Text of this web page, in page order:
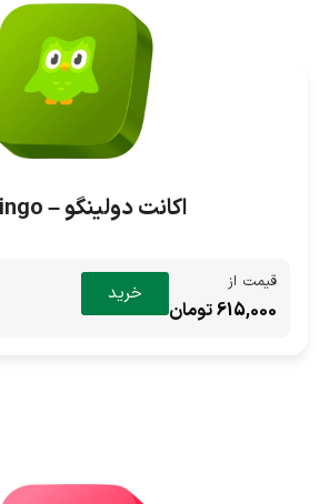
اکانت دولینگو – Duolingo
قیمت از
615,000 تومان
خرید